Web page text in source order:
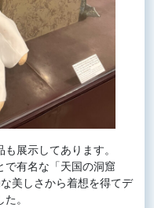
展示してあります。
で有名な「天国の洞窟
美しさから着想を得てデ
。